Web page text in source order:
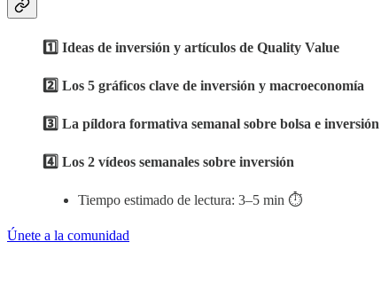
1️⃣ Ideas de inversión y artículos de Quality Value
2️⃣ Los 5 gráficos clave de inversión y macroeconomía
3️⃣ La píldora formativa semanal sobre bolsa e inversión
4️⃣ Los 2 vídeos semanales sobre inversión
Tiempo estimado de lectura: 3–5 min ⏱️
Únete a la comunidad